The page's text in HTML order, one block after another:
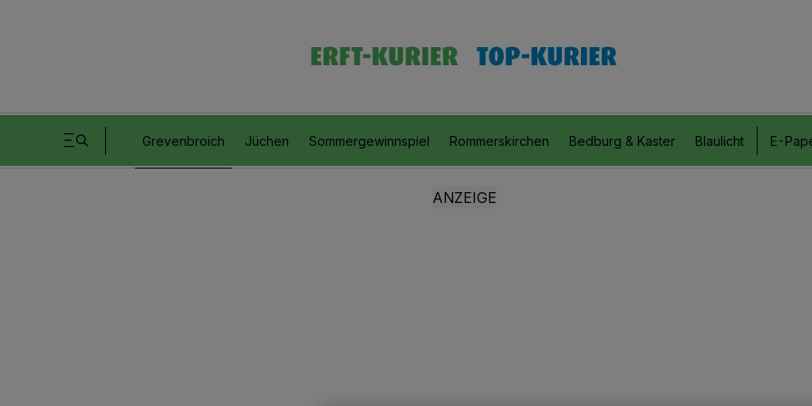
Grevenbroich Jüchen Sommergewinnspiel Rommerskirchen Bedburg & Kaster Blaulicht E-